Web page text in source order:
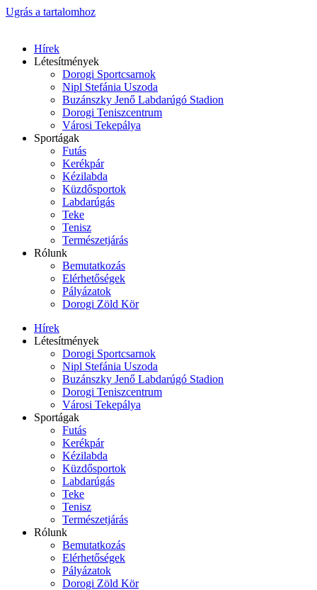
Ugrás a tartalomhoz
Hírek
Létesítmények
Dorogi Sportcsarnok
Nipl Stefánia Uszoda
Buzánszky Jenő Labdarúgó Stadion
Dorogi Teniszcentrum
Városi Tekepálya
Sportágak
Futás
Kerékpár
Kézilabda
Küzdősportok
Labdarúgás
Teke
Tenisz
Természetjárás
Rólunk
Bemutatkozás
Elérhetőségek
Pályázatok
Dorogi Zöld Kör
Hírek
Létesítmények
Dorogi Sportcsarnok
Nipl Stefánia Uszoda
Buzánszky Jenő Labdarúgó Stadion
Dorogi Teniszcentrum
Városi Tekepálya
Sportágak
Futás
Kerékpár
Kézilabda
Küzdősportok
Labdarúgás
Teke
Tenisz
Természetjárás
Rólunk
Bemutatkozás
Elérhetőségek
Pályázatok
Dorogi Zöld Kör